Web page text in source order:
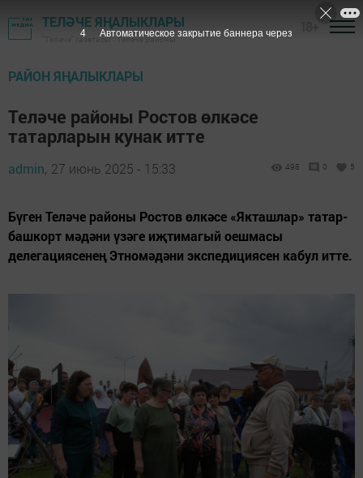
ТЕЛӘЧЕ ЯҢАЛЫКЛАРЫ
"Теләче" газетасы - Теләче районы
РАЙОН ЯҢАЛЫКЛАРЫ
Теләче районы Ростов өлкәсе
татарларын кунак итте
admin, 27 июнь 2025 - 15:33 498 0 5
Бүген Теләче районы Ростов өлкәсе «Якташлар» татар-
башкорт мәдәни үзәге иҗтимагый оешмасы
делегациясенең Этномәдәни экспедициясен кабул итте.
3 Автоматическое закрытие баннера через